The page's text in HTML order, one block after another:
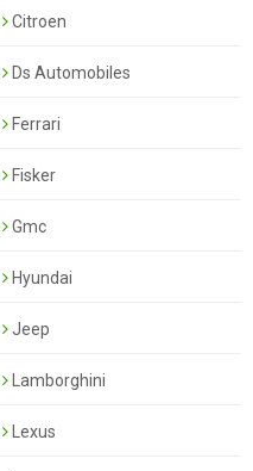
Citroen
Ds Automobiles
Ferrari
Fisker
Gmc
Hyundai
Jeep
Lamborghini
Lexus